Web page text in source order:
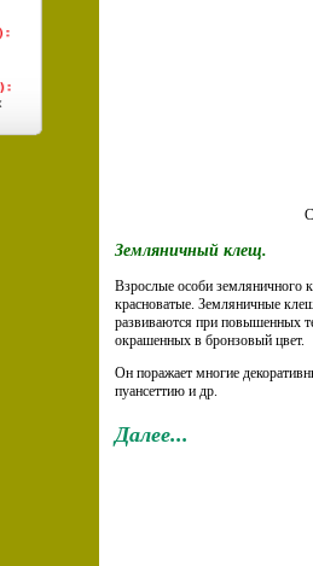
Земляничный клещ.
Взрослые особи земляничного
красноватые. Земляничные
развиваются при повышенных
окрашенных в бронзовый цвет.
Он поражает многие
пуансеттию и др.
Далее...